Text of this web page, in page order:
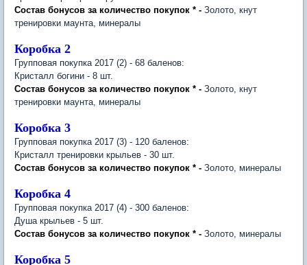
Состав бонусов за количество покупок * - Золото, кнут
тренировки маунта, минералы
Коробка 2
Групповая покупка 2017 (2) - 68 баленов:
Кристалл богини - 8 шт.
Состав бонусов за количество покупок * - Золото, кнут
тренировки маунта, минералы
Коробка 3
Групповая покупка 2017 (3) - 120 баленов:
Кристалл тренировки крыльев - 30 шт.
Состав бонусов за количество покупок * - Золото, минералы
Коробка 4
Групповая покупка 2017 (4) - 300 баленов:
Душа крыльев - 5 шт.
Состав бонусов за количество покупок * - Золото, минералы
Коробка 5